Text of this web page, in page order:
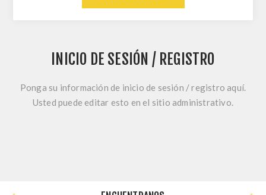
INICIO DE SESIÓN / REGISTRO
Ponga su información de inicio de sesión / registro aquí.
Usted puede editar esto en el sitio administrativo.